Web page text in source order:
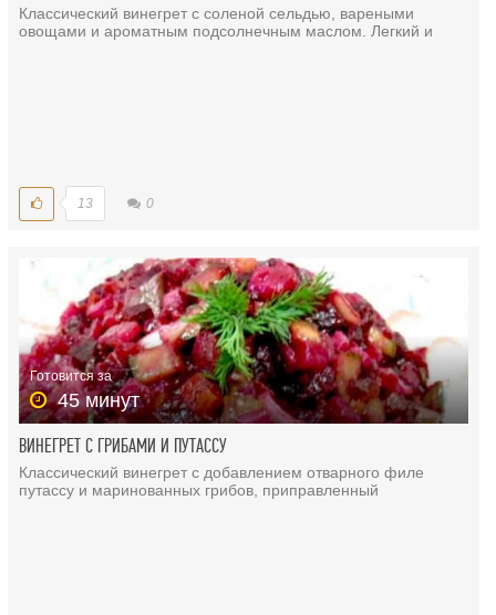
Классический винегрет с соленой сельдью, вареными
овощами и ароматным подсолнечным маслом. Легкий и
13 0
Готовится за
45 минут
ВИНЕГРЕТ С ГРИБАМИ И ПУТАССУ
Классический винегрет с добавлением отварного филе
путассу и маринованных грибов, приправленный